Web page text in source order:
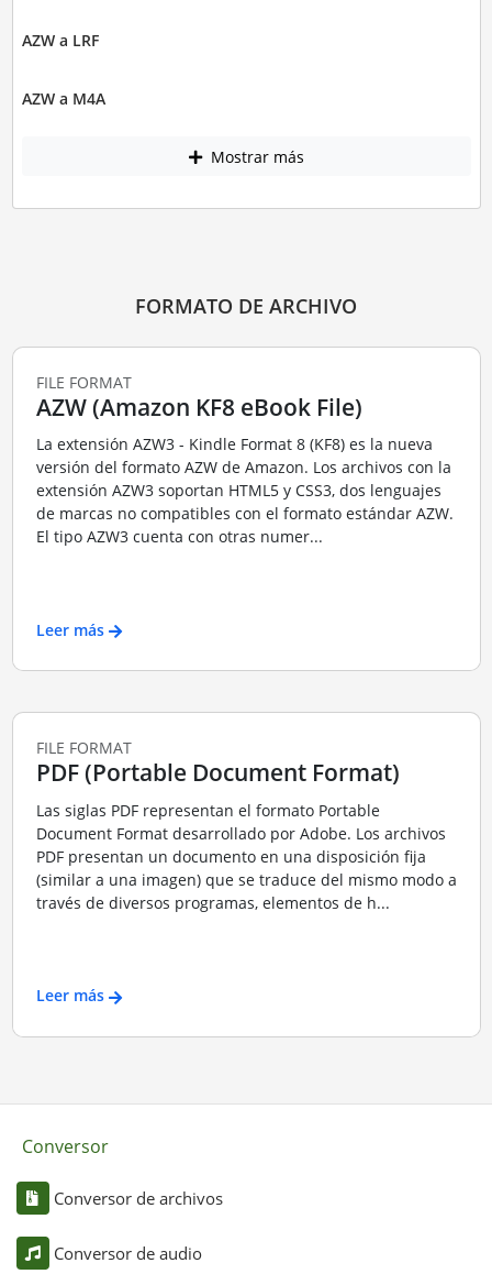
AZW a LRF
AZW a M4A
Mostrar más
FORMATO DE ARCHIVO
FILE FORMAT
AZW (Amazon KF8 eBook File)
La extensión AZW3 - Kindle Format 8 (KF8) es la nueva
versión del formato AZW de Amazon. Los archivos con la
extensión AZW3 soportan HTML5 y CSS3, dos lenguajes
de marcas no compatibles con el formato estándar AZW.
El tipo AZW3 cuenta con otras numer...
Leer más
FILE FORMAT
PDF (Portable Document Format)
Las siglas PDF representan el formato Portable
Document Format desarrollado por Adobe. Los archivos
PDF presentan un documento en una disposición fija
(similar a una imagen) que se traduce del mismo modo a
través de diversos programas, elementos de h...
Leer más
Conversor
Conversor de archivos
Conversor de audio